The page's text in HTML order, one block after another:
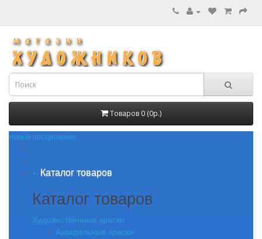
Товаров 0 (0р.)
Новые поступления
+- Каталог товаров
Каталог товаров
Художественные краски
Акварельные краски